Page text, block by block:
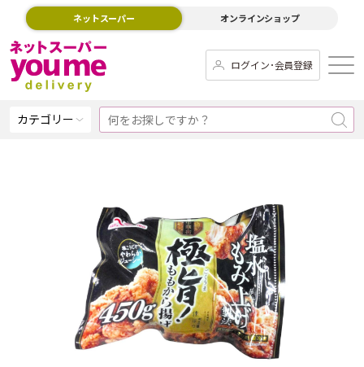
ネットスーパー オンラインショップ
ログイン･会員登録
カテゴリー